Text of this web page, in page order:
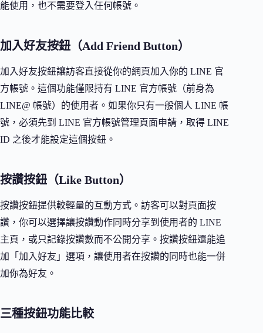
能使用，也不需要登入任何帳號。
加入好友按鈕（Add Friend Button）
加入好友按鈕讓訪客直接從你的網頁加入你的 LINE 官
方帳號。這個功能僅限持有 LINE 官方帳號（前身為
LINE@ 帳號）的使用者。如果你只有一般個人 LINE 帳
號，必須先到 LINE 官方帳號管理頁面申請，取得 LINE
ID 之後才能設定這個按鈕。
按讚按鈕（Like Button）
按讚按鈕提供較輕量的互動方式。訪客可以對頁面按
讚，你可以選擇讓按讚動作同時分享到使用者的 LINE
主頁，或只記錄按讚數而不公開分享。按讚按鈕還能追
加「加入好友」選項，讓使用者在按讚的同時也能一併
加你為好友。
三種按鈕功能比較